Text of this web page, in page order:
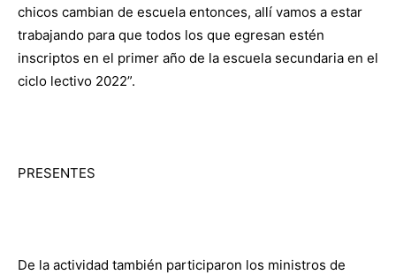
chicos cambian de escuela entonces, allí vamos a estar
trabajando para que todos los que egresan estén
inscriptos en el primer año de la escuela secundaria en el
ciclo lectivo 2022”.
PRESENTES
De la actividad también participaron los ministros de